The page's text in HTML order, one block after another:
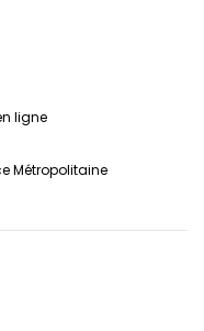
ligne
Métropolitaine